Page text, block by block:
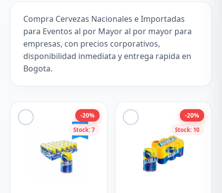
Compra Cervezas Nacionales e Importadas
para Eventos al por Mayor al por mayor para
empresas, con precios corporativos,
disponibilidad inmediata y entrega rapida en
Bogota.
Stock: 7
-20%
Stock: 10
-20%